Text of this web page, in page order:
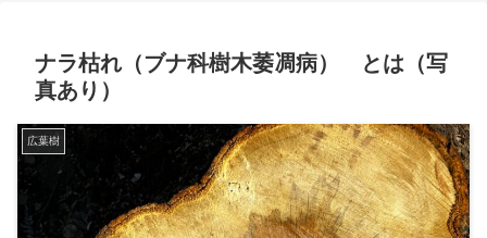
ナラ枯れ（ブナ科樹木萎凋病） とは（写
真あり）
広葉樹